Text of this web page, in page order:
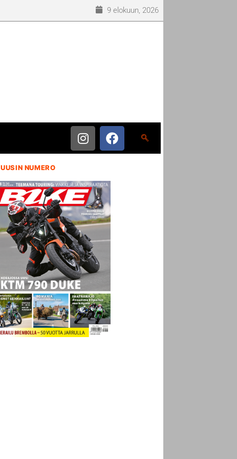
9 elokuun, 2026
UUSIN NUMERO